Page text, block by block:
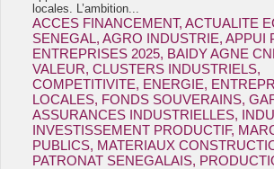
locales. L’ambition...
ACCES FINANCEMENT, ACTUALITE
SENEGAL, AGRO INDUSTRIE, APPUI
ENTREPRISES 2025, BAIDY AGNE
VALEUR, CLUSTERS INDUSTRIELS,
COMPETITIVITE, ENERGIE,
LOCALES, FONDS SOUVERAINS,
ASSURANCES INDUSTRIELLES,
INVESTISSEMENT PRODUCTIF,
PUBLICS, MATERIAUX
PATRONAT SENEGALAIS,